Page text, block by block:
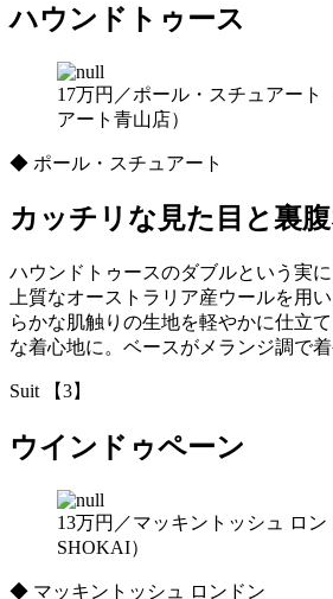
ハウンドトゥース
17万円／ポール・スチュアート
アート青山店）
◆ ポール・スチュアート
カッチリな見た目と裏
ハウンドトゥースのダブルという実に
上質なオーストラリア産ウールを用
らかな肌触りの生地を軽やかに仕立
な着心地に。ベースがメランジ調で着
Suit 【3】
ウインドゥペーン
13万円／マッキントッシュ ロ
SHOKAI）
◆ マッキントッシュ ロンドン